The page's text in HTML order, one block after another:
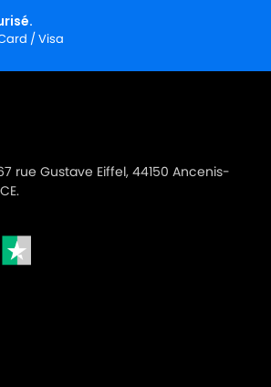
/ Visa
rue Gustave Eiffel, 44150 Ancenis-